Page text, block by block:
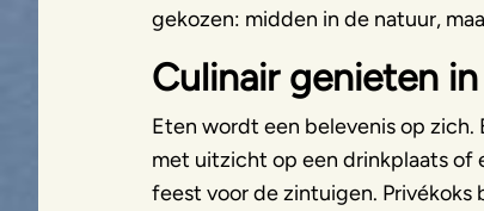
gekozen: midden in de natuur,
Culinair genieten
Eten wordt een belevenis op
met uitzicht op een drinkplaats of
feest voor de zintuigen.